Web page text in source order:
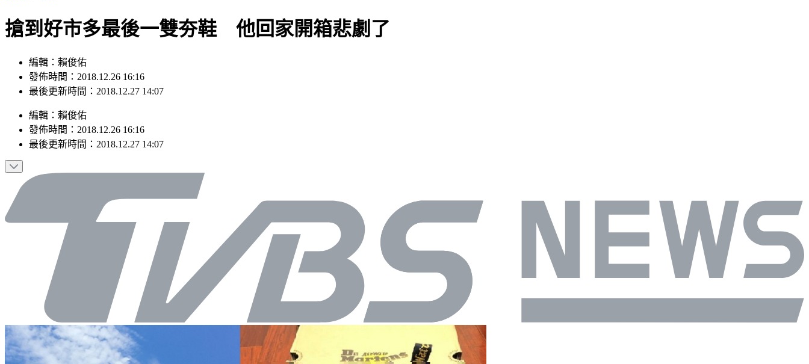
搶到好市多最後一雙夯鞋 他回家開箱悲劇了
編輯：賴俊佑
發佈時間：2018.12.26 16:16
最後更新時間：2018.12.27 14:07
編輯 ： 賴俊佑
發佈時間： 2018.12.26 16:16
最後更新時間： 2018.12.27 14:07